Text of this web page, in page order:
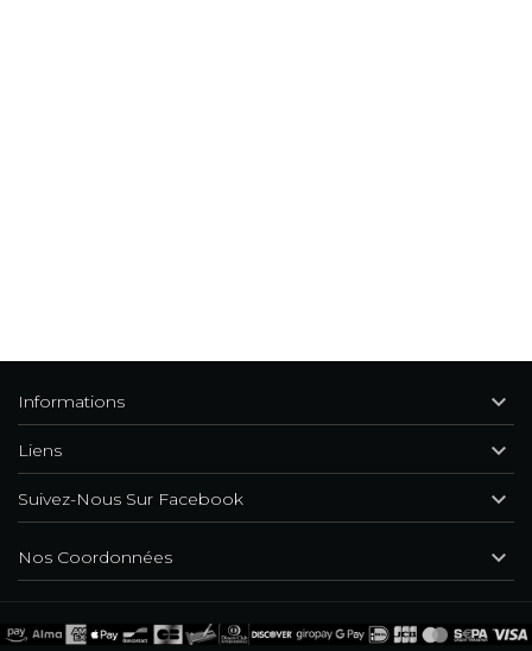
Nos Coordonnées 
Informations 
Liens 
Suivez-Nous Sur Facebook 